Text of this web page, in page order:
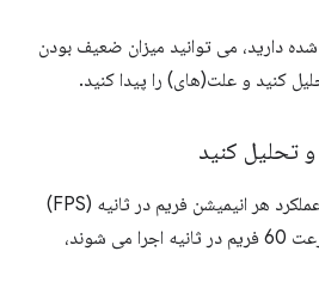
دارید، می توانید میزان ضعیف بودن
کنید و علت(های) را پیدا کنید.
و تحلیل کنید
معیار اصلی برای اندازه گیری عملکرد هر انیمیشن فریم در ثانیه (FPS)
است. وقتی انیمیشن ها با سرعت 60 فریم در ثانیه اجرا می شوند،